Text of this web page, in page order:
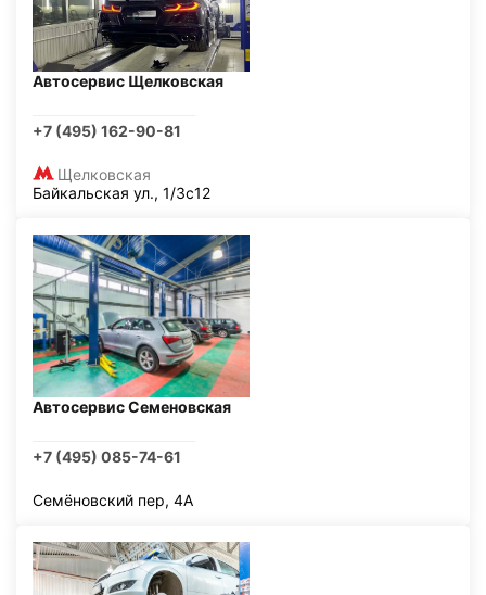
Автосервис Щелковская
+7 (495) 162-90-81
Щелковская
Байкальская ул., 1/3с12
Автосервис Семеновская
+7 (495) 085-74-61
Семёновский пер, 4А